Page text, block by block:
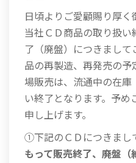
日頃よりご愛顧賜り厚く
当社ＣＤ商品の取り扱
了（廃盤）につきまして
品の再製造、再発売の
場販売は、流通中の在
い終了となります。予め
申し上げます。
①下記のＣＤにつきまし
もって販売終了、廃盤（